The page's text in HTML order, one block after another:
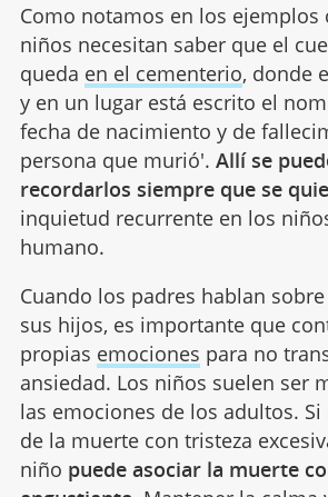
Como notamos en los ejemplos
niños necesitan saber que el
queda en el cementerio, donde
y en un lugar está escrito el
fecha de nacimiento y de
persona que murió'. Allí se
recordarlos siempre que se
inquietud recurrente en los
humano.
Cuando los padres hablan
sus hijos, es importante que
propias emociones para no
ansiedad. Los niños suelen ser
las emociones de los adultos.
de la muerte con tristeza
niño puede asociar la muerte